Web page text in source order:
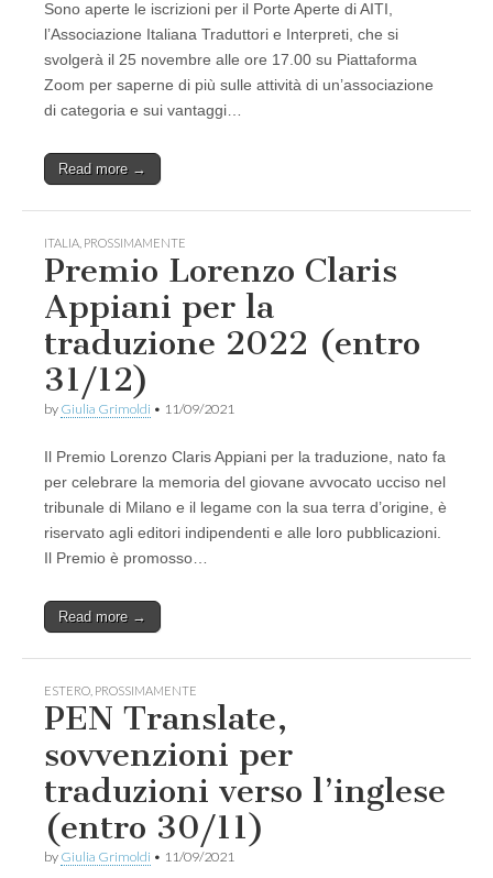
Sono aperte le iscrizioni per il Porte Aperte di AITI,
l’Associazione Italiana Traduttori e Interpreti, che si
svolgerà il 25 novembre alle ore 17.00 su Piattaforma
Zoom per saperne di più sulle attività di un’associazione
di categoria e sui vantaggi…
Read more →
ITALIA PROSSIMAMENTE
Premio Lorenzo Claris
Appiani per la
traduzione 2022 (entro
31/12)
by Giulia Grimoldi • 11/09/2021
Il Premio Lorenzo Claris Appiani per la traduzione, nato fa
per celebrare la memoria del giovane avvocato ucciso nel
tribunale di Milano e il legame con la sua terra d’origine, è
riservato agli editori indipendenti e alle loro pubblicazioni.
Il Premio è promosso…
Read more →
ESTERO PROSSIMAMENTE
PEN Translate,
sovvenzioni per
traduzioni verso l’inglese
(entro 30/11)
by Giulia Grimoldi • 11/09/2021